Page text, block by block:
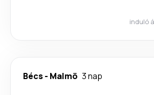
induló
Bécs- Malmö 3 nap